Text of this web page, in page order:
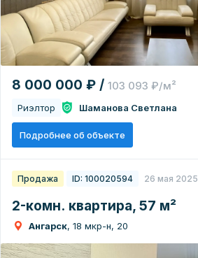
8 000 000 ₽ / 103 093 ₽/м²
Риэлтор Шаманова Светлана
Подробнее об объекте
Продажа ID: 100020594 26 мая 2025
2-комн. квартира, 57 м²
Ангарск, 18 мкр-н, 20